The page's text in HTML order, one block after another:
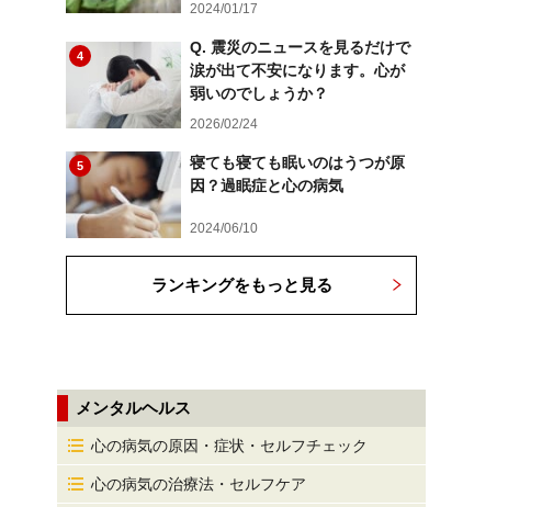
2024/01/17
4
Q. 震災のニュースを見るだけで
涙が出て不安になります。心が
弱いのでしょうか？
2026/02/24
5
寝ても寝ても眠いのはうつが原
因？過眠症と心の病気
2024/06/10
ランキングをもっと見る
メンタルヘルス
心の病気の原因・症状・セルフチェック
心の病気の治療法・セルフケア